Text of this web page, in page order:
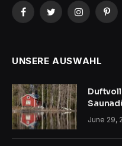
FacebookTwitterInstagram
UNSERE AUSWAHL
June 29,